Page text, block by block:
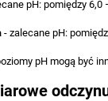
pH: pomiędzy 6,0
- zalecane pH:
pH mogą być